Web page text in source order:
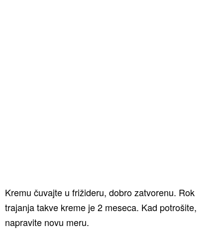
Kremu čuvajte u frižideru, dobro zatvorenu. Rok
trajanja takve kreme je 2 meseca. Kad potrošite,
napravite novu meru.